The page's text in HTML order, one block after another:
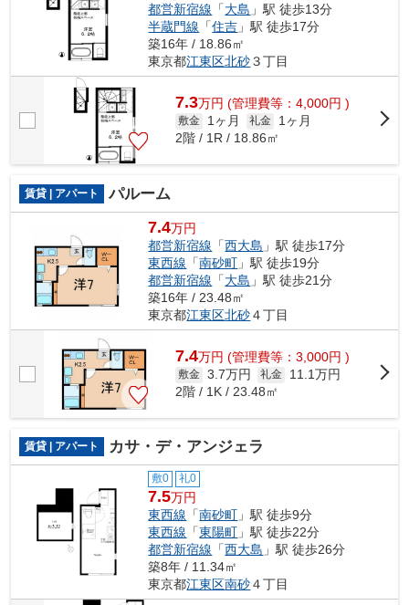
都営新宿線 「大島 」駅 徒歩13分
半蔵門線 「住吉 」駅 徒歩17分
築16年 / 18.86㎡
東京都江東区北砂３丁目
7.3万円 (管理費等：4,000円 )
敷金 1ヶ月 礼金
1ヶ月
2階 / 1R / 18.86㎡
賃貸 | アパート パルーム
7.4万円
都営新宿線 「西大島 」駅 徒歩17分
東西線 「南砂町 」駅 徒歩19分
都営新宿線 「大島 」駅 徒歩21分
築16年 / 23.48㎡
東京都江東区北砂４丁目
7.4万円 (管理費等：3,000円 )
敷金 3.7万円 礼金
11.1万円
2階 / 1K / 23.48㎡
賃貸 | アパート カサ・デ・アンジェラ
敷0 礼0
7.5万円
東西線 「南砂町 」駅 徒歩9分
東西線 「東陽町 」駅 徒歩22分
都営新宿線 「西大島 」駅 徒歩26分
築8年 / 11.34㎡
東京都江東区南砂４丁目